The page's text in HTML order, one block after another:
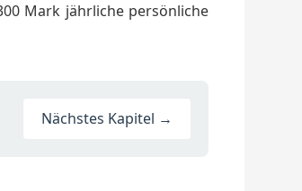
Mark jährliche persönliche
Nächstes Kapitel →